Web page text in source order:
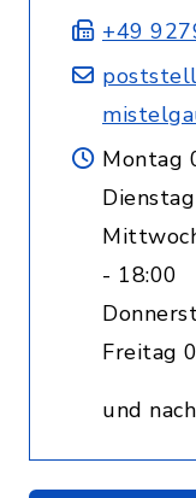
+49
Montag
- 18:00
Freitag
und